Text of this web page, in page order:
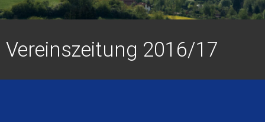
Vereinszeitung 2016/17